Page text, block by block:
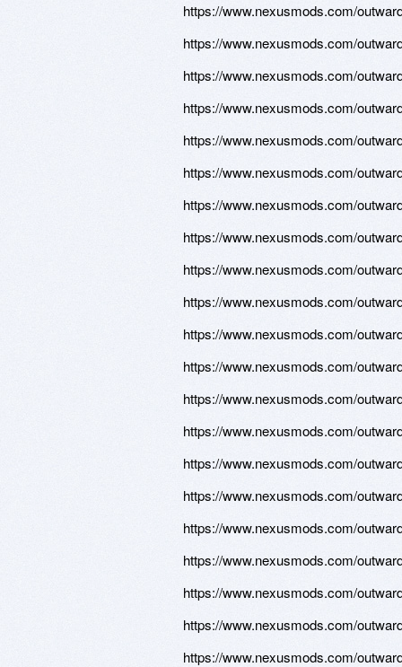
https://www.nexusmods.com/
https://www.nexusmods.com/
https://www.nexusmods.com/
https://www.nexusmods.com/
https://www.nexusmods.com/
https://www.nexusmods.com/
https://www.nexusmods.com/
https://www.nexusmods.com/
https://www.nexusmods.com/
https://www.nexusmods.com/
https://www.nexusmods.com/
https://www.nexusmods.com/
https://www.nexusmods.com/
https://www.nexusmods.com/
https://www.nexusmods.com/
https://www.nexusmods.com/
https://www.nexusmods.com/
https://www.nexusmods.com/
https://www.nexusmods.com/
https://www.nexusmods.com/
https://www.nexusmods.com/